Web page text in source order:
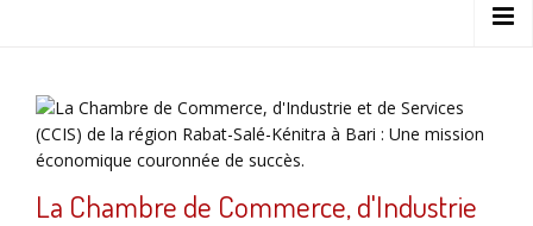
La Chambre de Commerce, d'Industrie